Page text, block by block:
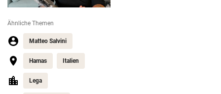
Ähnliche Themen
Matteo Salvini
Hamas Italien
Lega